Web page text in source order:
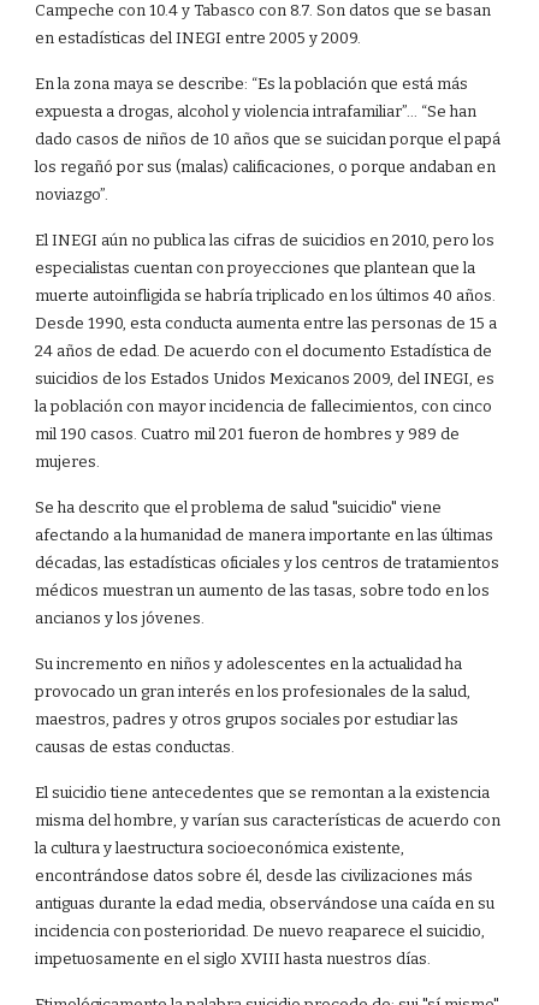
Campeche con 10.4 y Tabasco con 8.7. Son datos que se basan
en estadísticas del INEGI entre 2005 y 2009.
En la zona maya se describe: “Es la población que está más
expuesta a drogas, alcohol y violencia intrafamiliar”... “Se han
dado casos de niños de 10 años que se suicidan porque el papá
los regañó por sus (malas) calificaciones, o porque andaban en
noviazgo”.
El INEGI aún no publica las cifras de suicidios en 2010, pero los
especialistas cuentan con proyecciones que plantean que la
muerte autoinfligida se habría triplicado en los últimos 40 años.
Desde 1990, esta conducta aumenta entre las personas de 15 a
24 años de edad. De acuerdo con el documento Estadística de
suicidios de los Estados Unidos Mexicanos 2009, del INEGI, es
la población con mayor incidencia de fallecimientos, con cinco
mil 190 casos. Cuatro mil 201 fueron de hombres y 989 de
mujeres.
Se ha descrito que el problema de salud "suicidio" viene
afectando a la humanidad de manera importante en las últimas
décadas, las estadísticas oficiales y los centros de tratamientos
médicos muestran un aumento de las tasas, sobre todo en los
ancianos y los jóvenes.
Su incremento en niños y adolescentes en la actualidad ha
provocado un gran interés en los profesionales de la salud,
maestros, padres y otros grupos sociales por estudiar las
causas de estas conductas.
El suicidio tiene antecedentes que se remontan a la existencia
misma del hombre, y varían sus características de acuerdo con
la cultura y laestructura socioeconómica existente,
encontrándose datos sobre él, desde las civilizaciones más
antiguas durante la edad media, observándose una caída en su
incidencia con posterioridad. De nuevo reaparece el suicidio,
impetuosamente en el siglo XVIII hasta nuestros días.